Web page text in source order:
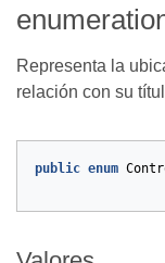
Representa la
relación con su
public enum